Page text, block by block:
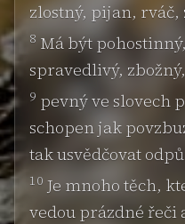
zlostný, pijan, rváč,
8 Má být
spravedlivý,
9 pevný ve slovech
schopen jak
tak usvědčovat
10 Je mnoho těch,
vedou prázdné řeči